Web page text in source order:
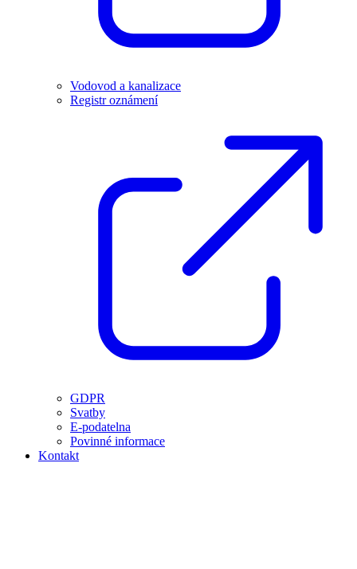
Vodovod a kanalizace
Registr oznámení
GDPR
Svatby
E-podatelna
Povinné informace
Kontakt